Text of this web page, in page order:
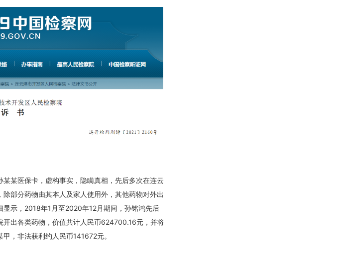
某医保卡，虚构事实，隐瞒真相，先后多次在连云
部分药物由其本人及家人使用外，其他药物对外出
示，2018年1月至2020年12月期间，孙铭鸿先后
开出各类药物，价值共计人民币624700.16元，并将
，非法获利约人民币141672元。